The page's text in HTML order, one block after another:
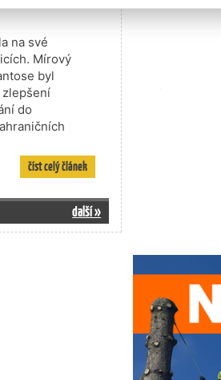
na své
Mírový
byl
zlepšení
do
číst celý článek
další »